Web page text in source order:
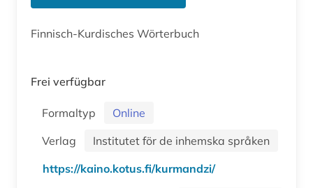
Finnisch-Kurdisches Wörterbuch
Frei verfügbar
Formaltyp
Online
Verlag
Institutet för de inhemska språken
https://kaino.kotus.fi/kurmandzi/